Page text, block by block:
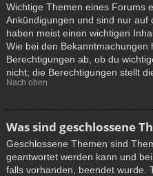
Wichtige Themen eines Forums
Ankündigungen und sind nur auf
haben meist einen wichtigen
Wie bei den Bekanntmachungen
Berechtigungen ab, ob du
nicht; die Berechtigungen stellt
Nach oben
Was sind geschlossene
Geschlossene Themen sind
geantwortet werden kann und
falls vorhanden, beendet wurde.